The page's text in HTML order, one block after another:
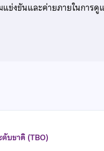
แข่งขันและค่ายภายในการ
บชาติ (TBO)